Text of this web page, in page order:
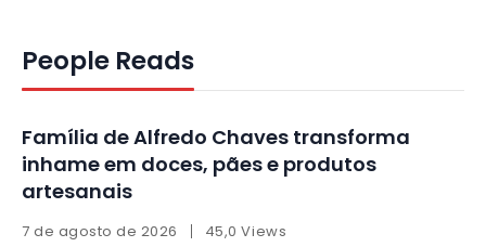
People Reads
Família de Alfredo Chaves transforma
inhame em doces, pães e produtos
artesanais
7 de agosto de 2026 45,0 Views